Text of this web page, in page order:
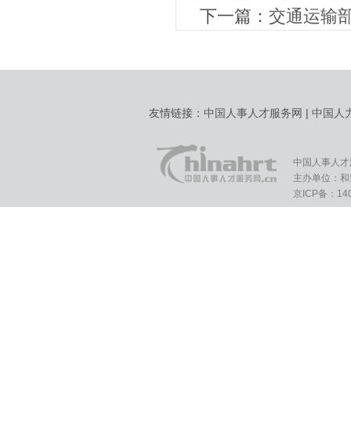
下一篇： 交通运输
友情链接： 中国人事人才服务网 | 中国人
中国人事人
主办单位：
京ICP备：